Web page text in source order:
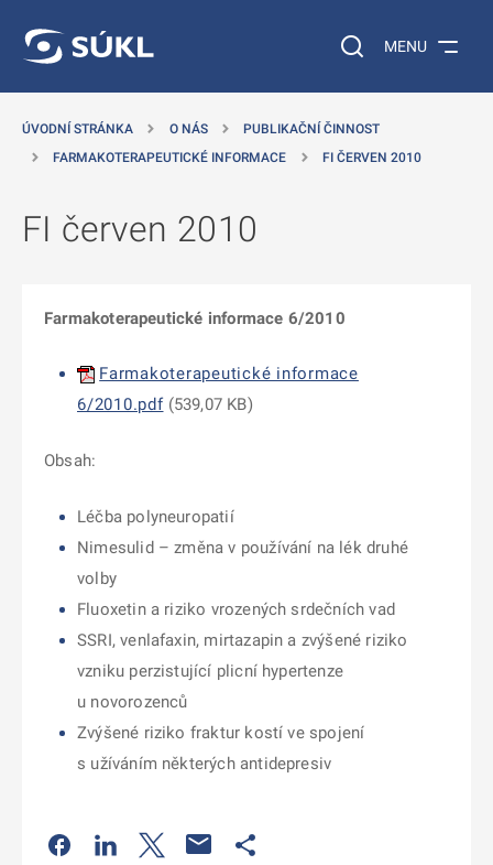
Vyhledávání na
MENU
ÚVODNÍ STRÁNKA O NÁS
PUBLIKAČNÍ ČINNOST
FARMAKOTERAPEUTICKÉ INFORMACE
FI ČERVEN 2010
FI červen 2010
Farmakoterapeutické informace 6/2010
Farmakoterapeutické informace
6/2010.pdf(539,07 KB)
Obsah:
Léčba polyneuropatií
Nimesulid – změna v používání na lék druhé
volby
Fluoxetin a riziko vrozených srdečních vad
SSRI, venlafaxin, mirtazapin a zvýšené riziko
vzniku perzistující plicní hypertenze
u novorozenců
Zvýšené riziko fraktur kostí ve spojení
s užíváním některých antidepresiv
Odkaz se otevře na nové kartě
Odkaz se otevře na nové kartě
Odkaz se otevře na nové kartě